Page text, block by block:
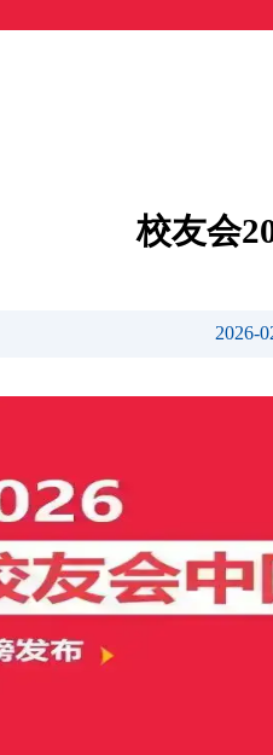
校友会
2026-